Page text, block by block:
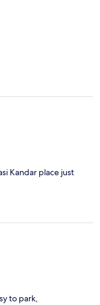
Kandar place just
to park,